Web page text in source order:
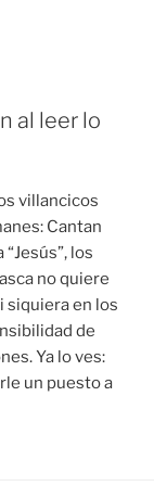
al leer lo
villancicos
Cantan
los
no quiere
siquiera en los
de
Ya lo ves:
un puesto a